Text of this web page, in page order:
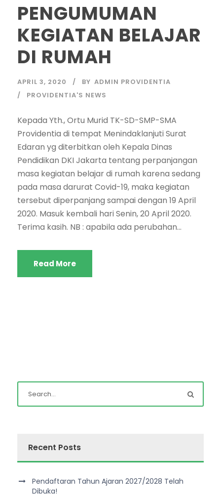
PENGUMUMAN
KEGIATAN BELAJAR
DI RUMAH
APRIL 3, 2020 BY ADMIN PROVIDENTIA
PROVIDENTIA'S NEWS
Kepada Yth., Ortu Murid TK-SD-SMP-SMA
Providentia di tempat Menindaklanjuti Surat
Edaran yg diterbitkan oleh Kepala Dinas
Pendidikan DKI Jakarta tentang perpanjangan
masa kegiatan belajar di rumah karena sedang
pada masa darurat Covid-19, maka kegiatan
tersebut diperpanjang sampai dengan 19 April
2020. Masuk kembali hari Senin, 20 April 2020.
Terima kasih. NB : apabila ada perubahan...
Read More
Recent Posts
Pendaftaran Tahun Ajaran 2027/2028 Telah
Dibuka!